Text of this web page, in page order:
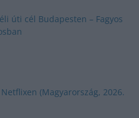
úti cél Budapesten – Fagyos
(Magyarország, 2026.